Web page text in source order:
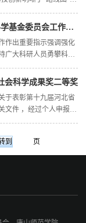
力建设新时代创新高地
只争朝夕的干劲，推进
北京中关村，因2026
展”等重磅发布展示我
讨6G、脑机接口、细胞
【新华社】习近平对国家自然科学基金委员会工作作出重要指示
作出重要指示强调强化
广大科研人员勇攀科学
记、国家主席、中央军
委员会工作作出重要指
用。习近平强调，新征
国特色社会主义思想，
会科学成果奖二等奖
于表彰第十九届河北省
文件 ，经过个人申报和
示通过资格审查成果、
申报的《国语正义》
位学者的著作或论文采
国社会科学出版社
页